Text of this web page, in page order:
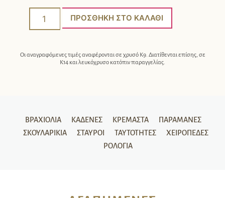
ΠΡΟΣΘΉΚΗ ΣΤΟ ΚΑΛΆΘΙ
Οι αναγραφόμενες τιμές αναφέρονται σε χρυσό Κ9. Διατίθενται επίσης, σε
Κ14 και λευκόχρυσο κατόπιν παραγγελίας.
ΒΡΑΧΙΌΛΙΑ ΚΑΔΈΝΕΣ ΚΡΕΜΑΣΤΆ
ΠΑΡΑΜΆΝΕΣ
ΣΚΟΥΛΑΡΊΚΙΑ
ΣΤΑΥΡΟΊ ΤΑΥΤΌΤΗΤΕΣ
ΧΕΙΡΟΠΈΔΕΣ
ΡΟΛΌΓΙΑ